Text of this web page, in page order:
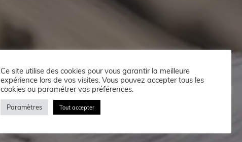
Ce site utilise des cookies pour vous garantir la meilleure
expérience lors de vos visites. Vous pouvez accepter tous les
cookies ou paramétrer vos préférences.
Paramètres Tout accepter